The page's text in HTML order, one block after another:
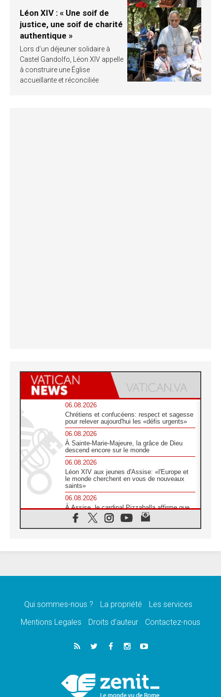
Léon XIV : « Une soif de
justice, une soif de charité
authentique »
Lors d’un déjeuner solidaire à
Castel Gandolfo, Léon XIV appelle
à construire une Église
accueillante et réconciliée
06.08.2026
Chrétiens et confucéens: respect et sagesse
pour relever aujourd'hui les «défis urgents»
06.08.2026
À Sainte-Marie-Majeure, la grâce de Dieu
descend encore sur le monde
06.08.2026
Léon XIV aux jeunes d'Assise: «l'Europe et
le monde cherchent en vous de nouveaux
saints»
06.08.2026
À Assise, le cardinal Pizzaballa affirme que
«les chrétiens veulent la paix»
06.08.2026
message de paix et de dignité humaine»
«La visite du Pape en Uruguay renforcera
05.08.2026
Le nonce en Ukraine: «Il est inquiétant
Léon XIV au Pérou, une lueur d'espoir pour
un peuple en quête de paix
Qui sommes-nous ? La propriété
Les services
Mentions Legales
Droits d’auteur Contactez-nous